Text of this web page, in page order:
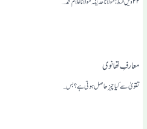
معارفِ تھانوی
تقویٰ سے کیا چیز حاصل ہوتی ہے ؟ بس…